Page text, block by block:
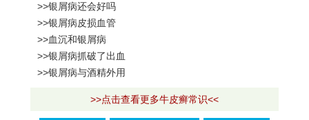
>>银屑病还会好吗
>>银屑病皮损血管
>>血沉和银屑病
>>银屑病抓破了出血
>>银屑病与酒精外用
>>点击查看更多牛皮癣常识<<